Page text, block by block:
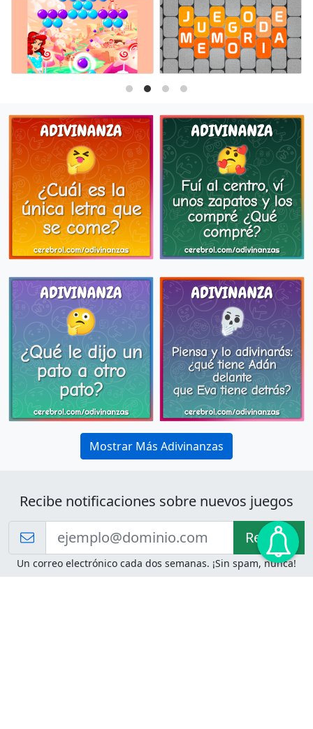
Mostrar Más Adivinanzas
Recibe notificaciones sobre nuevos juegos
Recibir!
Un correo electrónico cada dos semanas. ¡Sin spam, nunca!